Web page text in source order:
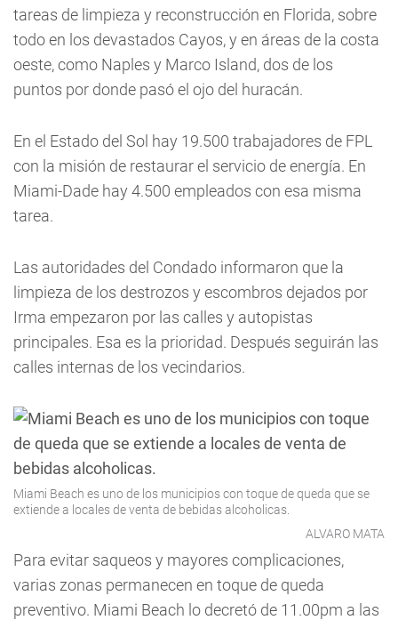
tareas de limpieza y reconstrucción en Florida, sobre
todo en los devastados Cayos, y en áreas de la costa
oeste, como Naples y Marco Island, dos de los
puntos por donde pasó el ojo del huracán.
En el Estado del Sol hay 19.500 trabajadores de FPL
con la misión de restaurar el servicio de energía. En
Miami-Dade hay 4.500 empleados con esa misma
tarea.
Las autoridades del Condado informaron que la
limpieza de los destrozos y escombros dejados por
Irma empezaron por las calles y autopistas
principales. Esa es la prioridad. Después seguirán las
calles internas de los vecindarios.
Miami Beach es uno de los municipios con toque de queda que se
extiende a locales de venta de bebidas alcoholicas.
ALVARO MATA
Para evitar saqueos y mayores complicaciones,
varias zonas permanecen en toque de queda
preventivo. Miami Beach lo decretó de 11.00pm a las